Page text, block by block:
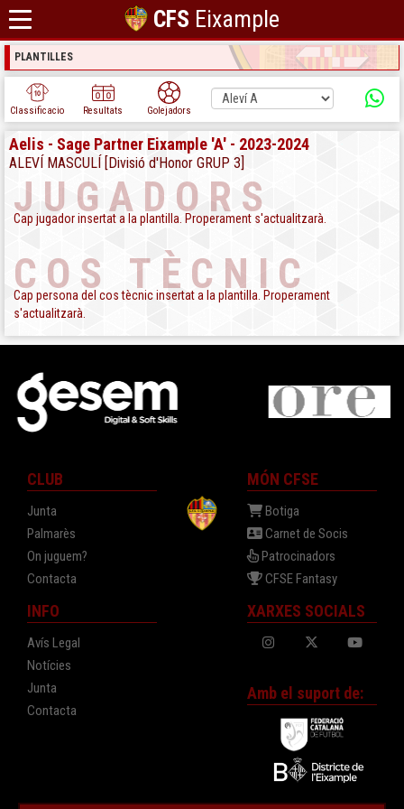
CFS Eixample
PLANTILLES
Classificacio Resultats Golejadors
Aelis - Sage Partner Eixample 'A' - 2023-2024
ALEVÍ MASCULÍ [Divisió d'Honor GRUP 3]
JUGADORS
Cap jugador insertat a la plantilla. Properament s'actualitzarà.
COS TÈCNIC
Cap persona del cos tècnic insertat a la plantilla. Properament
s'actualitzarà.
CLUB
Junta
Palmarès
On juguem?
Contacta
INFO
Avís Legal
Notícies
Junta
Contacta
MÓN CFSE
Botiga
Carnet de Socis
Patrocinadors
CFSE Fantasy
XARXES SOCIALS
Amb el suport de: